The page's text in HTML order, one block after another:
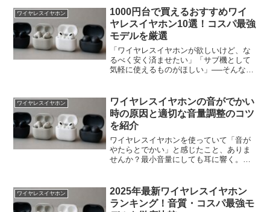
とも少なくありません。この記事では、
Boseのワイヤレスイ...
ワイヤレスイヤホン
1000円台で買えるおすすめワイ
ヤレスイヤホン10選！コスパ最強
モデルを厳選
「ワイヤレスイヤホンが欲しいけど、な
るべく安く済ませたい」「サブ機として
気軽に使えるものがほしい」──そんな人
でも性能がしっかりしているモデルが増
え、初めてのワイヤ...
ワイヤレスイヤホン
ワイヤレスイヤホンの音がでかい
時の原因と適切な音量調整のコツ
を紹介
ワイヤレスイヤホンを使っていて「音が
やたらとでかい」と感じたこと、ありま
せんか？最小音量にしても耳に響く。動
れ、イヤホンやスマホの不具合ではな
く“仕組み”によるものがほと...
ワイヤレスイヤホン
2025年最新ワイヤレスイヤホン
ランキング！音質・コスパ最強モ